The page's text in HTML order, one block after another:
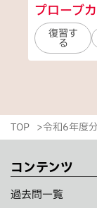
プローブ
復習す
る
TOP 令和6年度
コンテンツ
過去問一覧